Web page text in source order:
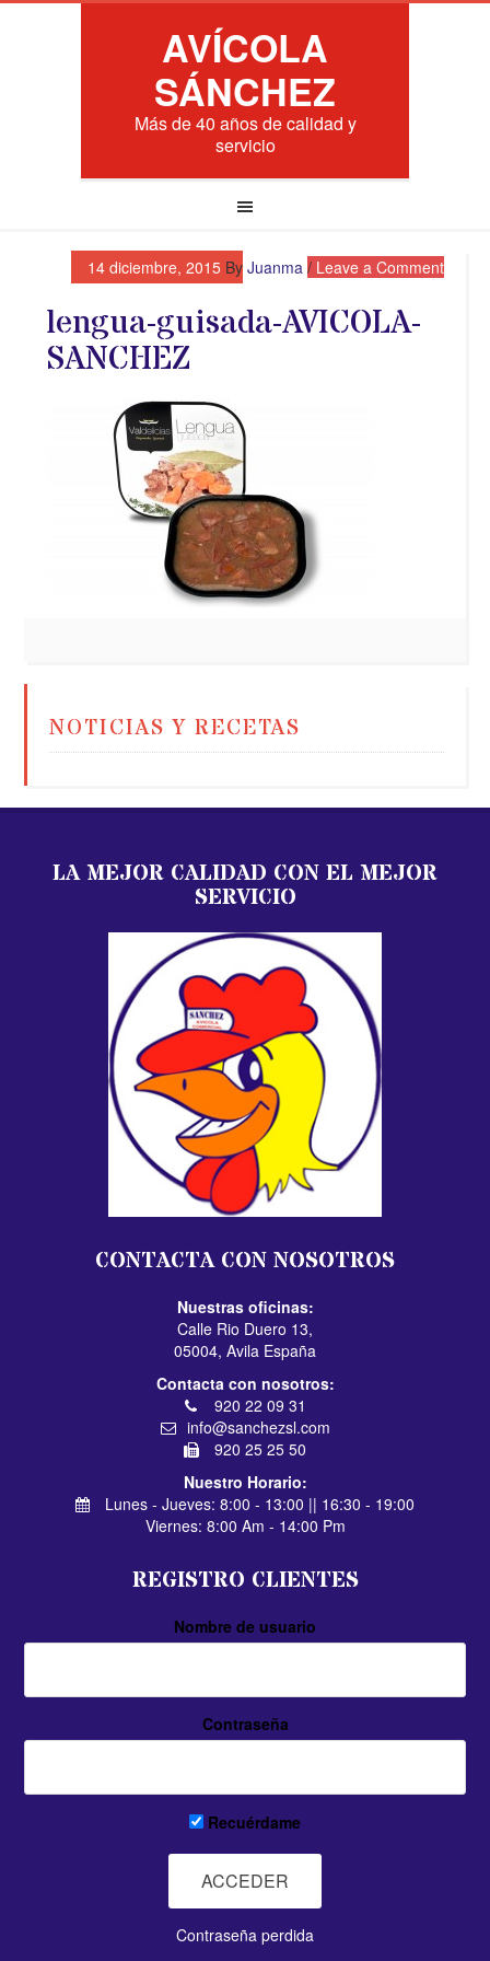
AVÍCOLA
SÁNCHEZ
Más de 40 años de calidad y
servicio
14 diciembre, 2015By Juanma Leave a Comment
lengua-guisada-AVICOLA-
SANCHEZ
NOTICIAS Y RECETAS
LA MEJOR CALIDAD CON EL MEJOR
SERVICIO
CONTACTA CON NOSOTROS
Nuestras oficinas:
Calle Rio Duero 13,
05004, Avila España
Contacta con nosotros:
920 22 09 31
info@sanchezsl.com
920 25 25 50
Nuestro Horario:
Lunes - Jueves: 8:00 - 13:00 || 16:30 - 19:00
Viernes: 8:00 Am - 14:00 Pm
REGISTRO CLIENTES
Nombre de usuario
Contraseña
Recuérdame
Contraseña perdida